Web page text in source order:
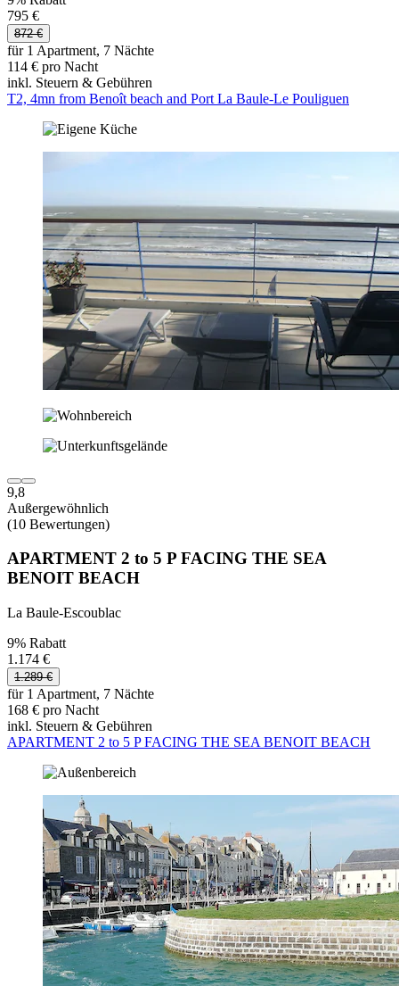
795 €
872 €
für 1 Apartment, 7 Nächte
114 € pro Nacht
inkl. Steuern & Gebühren
T2, 4mn from Benoît beach and Port La Baule-Le Pouliguen
9,8
Außergewöhnlich
(10 Bewertungen)
APARTMENT 2 to 5 P FACING THE SEA
BENOIT BEACH
La Baule-Escoublac
9% Rabatt
1.174 €
1.289 €
für 1 Apartment, 7 Nächte
168 € pro Nacht
inkl. Steuern & Gebühren
APARTMENT 2 to 5 P FACING THE SEA BENOIT BEACH